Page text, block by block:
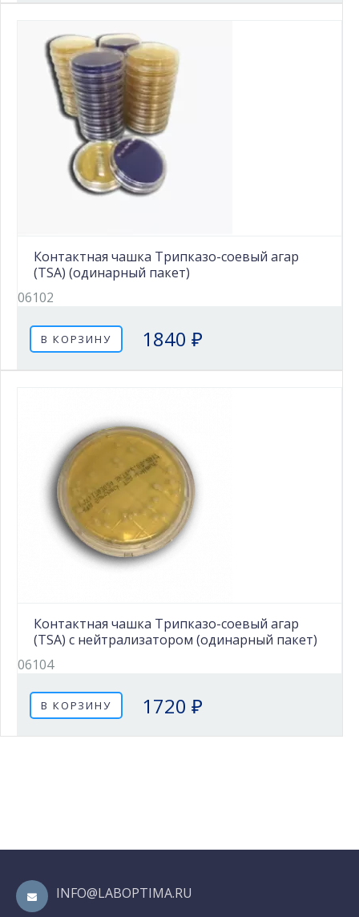
Контактная чашка Трипказо-соевый агар
(TSA) (одинарный пакет)
06102
В КОРЗИНУ 1840 ₽
Контактная чашка Трипказо-соевый агар
(TSA) с нейтрализатором (одинарный пакет)
06104
В КОРЗИНУ 1720 ₽
INFO@LABOPTIMA.RU